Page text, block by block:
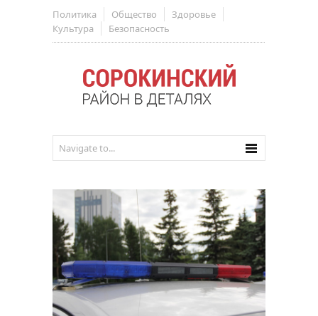
Политика Общество
Здоровье
Культура
Безопасность